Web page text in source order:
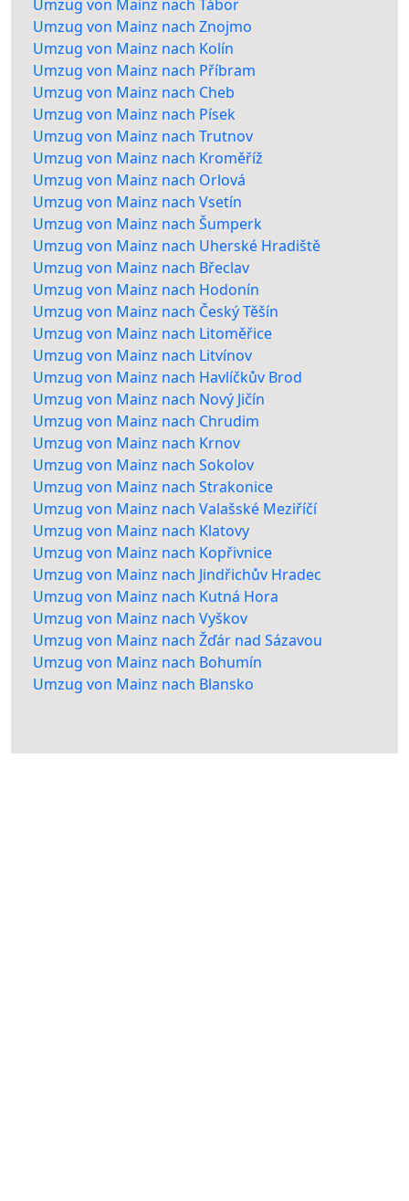
Umzug von Mainz nach Tábor
Umzug von Mainz nach Znojmo
Umzug von Mainz nach Kolín
Umzug von Mainz nach Příbram
Umzug von Mainz nach Cheb
Umzug von Mainz nach Písek
Umzug von Mainz nach Trutnov
Umzug von Mainz nach Kroměříž
Umzug von Mainz nach Orlová
Umzug von Mainz nach Vsetín
Umzug von Mainz nach Šumperk
Umzug von Mainz nach Uherské Hradiště
Umzug von Mainz nach Břeclav
Umzug von Mainz nach Hodonín
Umzug von Mainz nach Český Těšín
Umzug von Mainz nach Litoměřice
Umzug von Mainz nach Litvínov
Umzug von Mainz nach Havlíčkův Brod
Umzug von Mainz nach Nový Jičín
Umzug von Mainz nach Chrudim
Umzug von Mainz nach Krnov
Umzug von Mainz nach Sokolov
Umzug von Mainz nach Strakonice
Umzug von Mainz nach Valašské Meziříčí
Umzug von Mainz nach Klatovy
Umzug von Mainz nach Kopřivnice
Umzug von Mainz nach Jindřichův Hradec
Umzug von Mainz nach Kutná Hora
Umzug von Mainz nach Vyškov
Umzug von Mainz nach Žďár nad Sázavou
Umzug von Mainz nach Bohumín
Umzug von Mainz nach Blansko